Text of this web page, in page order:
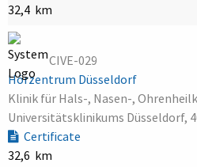
32,4 km
CIVE-029
Hörzentrum Düsseldorf
Klinik für Hals-, Nasen-,
Universitätsklinikums Düsseldorf,
Certificate
32,6 km